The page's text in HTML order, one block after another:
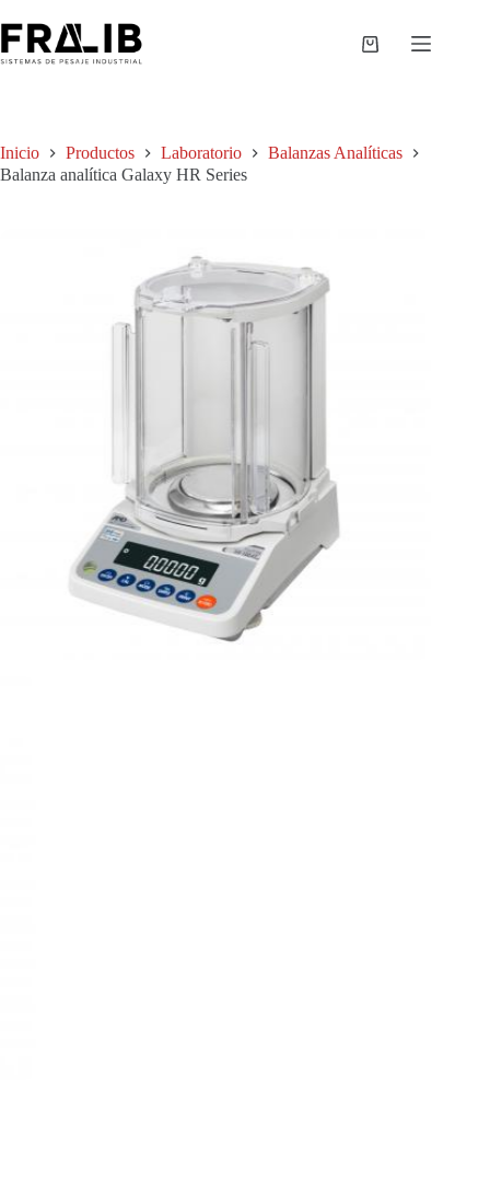
al
contenido
Shopping
Inicio Productos Laboratorio
Balanzas Analíticas
Balanza analítica Galaxy HR Series